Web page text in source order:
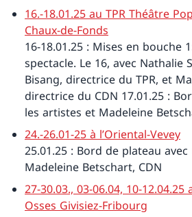
16.-18.01.25 au TPR Théâtre
Chaux-de-Fonds
16-18.01.25 : Mises en bouche
spectacle. Le 16, avec Nathalie
Bisang, directrice du TPR, et
directrice du CDN 17.01.25 :
les artistes et Madeleine
24.-26.01-25 à l’Oriental-Vevey
25.01.25 : Bord de plateau
Madeleine Betschart, CDN
27-30.03., 03-06.04, 10-
Osses Givisiez-Fribourg